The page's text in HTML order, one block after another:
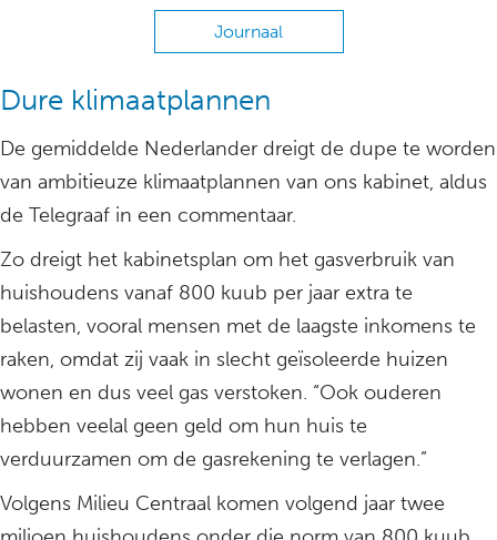
Journaal
Dure klimaatplannen
De gemiddelde Nederlander dreigt de dupe te worden
van ambitieuze klimaatplannen van ons kabinet, aldus
de Telegraaf in een commentaar.
Zo dreigt het kabinetsplan om het gasverbruik van
huishoudens vanaf 800 kuub per jaar extra te
belasten, vooral mensen met de laagste inkomens te
raken, omdat zij vaak in slecht geïsoleerde huizen
wonen en dus veel gas verstoken. “Ook ouderen
hebben veelal geen geld om hun huis te
verduurzamen om de gasrekening te verlagen.”
Volgens Milieu Centraal komen volgend jaar twee